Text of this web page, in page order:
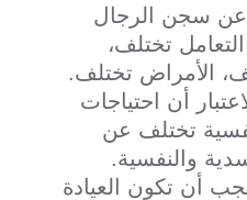
سجن الرجال
تختلف،
الأمراض تختلف.
أن احتياجات
تختلف عن
والنفسية.
أن تكون العيادة